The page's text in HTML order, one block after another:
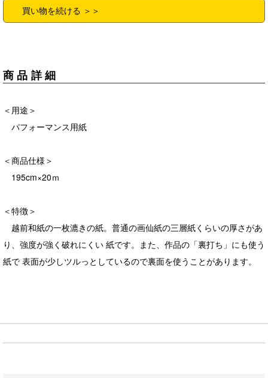
買い物を続ける ＞＞
商品詳細
＜用途＞
パフォーマンス用紙
＜商品仕様＞
195cm×20ｍ
＜特徴＞
越前和紙の一枚漉きの紙。普通の画仙紙の三層紙くらいの厚さがあ
り、強度が強く破れにくい 紙です。また、作品の「裏打ち」にも使う
紙で 表面が少しツルっとしているので裏面を使うことがあります。